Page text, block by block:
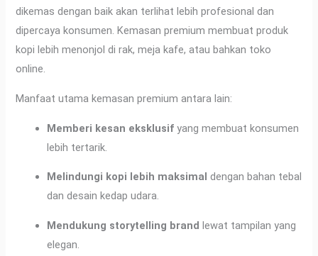
dikemas dengan baik akan terlihat lebih profesional dan
dipercaya konsumen. Kemasan premium membuat produk
kopi lebih menonjol di rak, meja kafe, atau bahkan toko
online.
Manfaat utama kemasan premium antara lain:
Memberi kesan eksklusif yang membuat konsumen
lebih tertarik.
Melindungi kopi lebih maksimal dengan bahan tebal
dan desain kedap udara.
Mendukung storytelling brand lewat tampilan yang
elegan.